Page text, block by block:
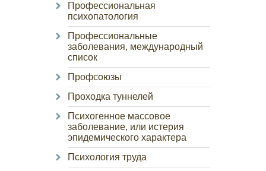
Профессиональная
психопатология
Профессиональные
заболевания, международный
список
Профсоюзы
Проходка туннелей
Психогенное массовое
заболевание, или истерия
эпидемического характера
Психология труда